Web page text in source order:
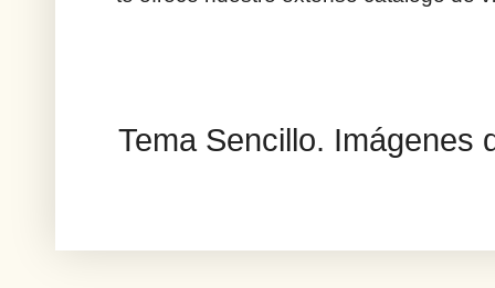
Tema Sencillo. Imágenes